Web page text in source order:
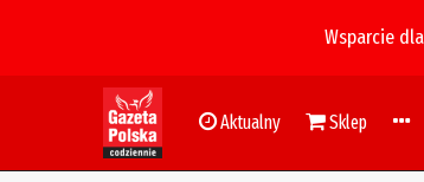
Wsparcie
Aktualny Sklep